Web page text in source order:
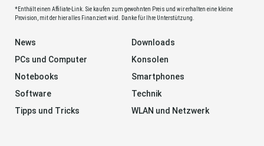
*Enthält einen Affiliate-Link. Sie kaufen zum gewohnten Preis und wir erhalten eine kleine
Provision, mit der hier alles Finanziert wird. Danke für Ihre Unterstützung.
News
Downloads
PCs und Computer
Konsolen
Notebooks
Smartphones
Software
Technik
Tipps und Tricks
WLAN und Netzwerk